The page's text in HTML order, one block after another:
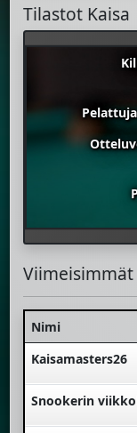
Tilastot Kaisa
Nimi
Kaisamasters26
Snookerin